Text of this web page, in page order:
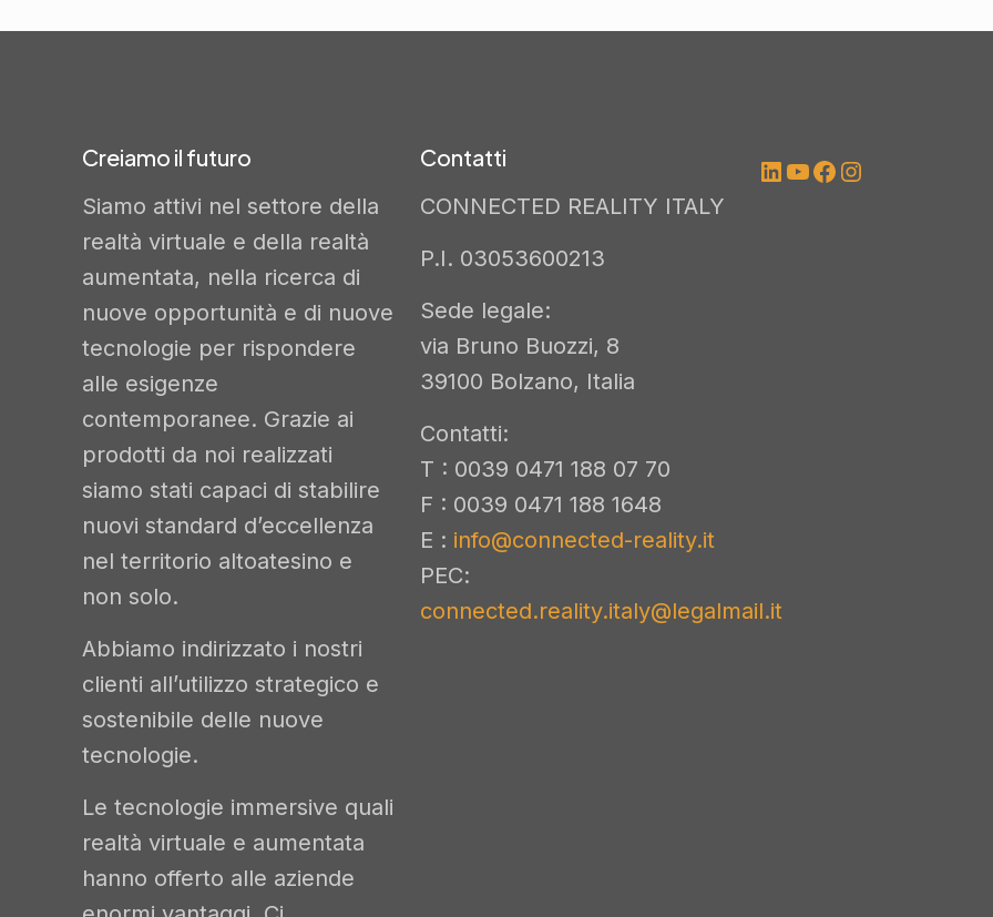
Creiamo il futuro
Siamo attivi nel settore della
realtà virtuale e della realtà
aumentata, nella ricerca di
nuove opportunità e di nuove
tecnologie per rispondere
alle esigenze
contemporanee. Grazie ai
prodotti da noi realizzati
siamo stati capaci di stabilire
nuovi standard d’eccellenza
nel territorio altoatesino e
non solo.
Abbiamo indirizzato i nostri
clienti all’utilizzo strategico e
sostenibile delle nuove
tecnologie.
Le tecnologie immersive quali
realtà virtuale e aumentata
hanno offerto alle aziende
Contatti
CONNECTED REALITY ITALY
P.I. 03053600213
Sede legale:
via Bruno Buozzi, 8
39100 Bolzano, Italia
Contatti:
T : 0039 0471 188 07 70
F : 0039 0471 188 1648
E : info@connected-reality.it
PEC:
connected.reality.italy@legalmail.it
LinkedIn
YouTube
Facebook
Instagram